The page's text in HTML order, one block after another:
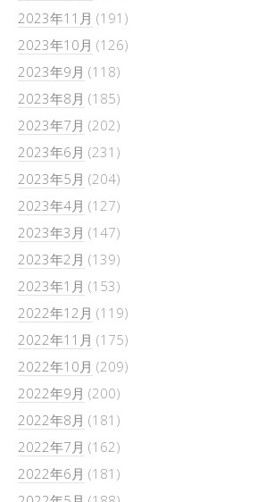
2023年11月 (191)
2023年10月 (126)
2023年9月 (118)
2023年8月 (185)
2023年7月 (202)
2023年6月 (231)
2023年5月 (204)
2023年4月 (127)
2023年3月 (147)
2023年2月 (139)
2023年1月 (153)
2022年12月 (119)
2022年11月 (175)
2022年10月 (209)
2022年9月 (200)
2022年8月 (181)
2022年7月 (162)
2022年6月 (181)